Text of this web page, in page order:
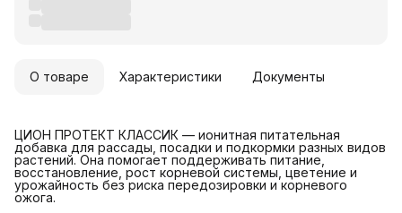
О товаре Характеристики Документы
ЦИОН ПРОТЕКТ КЛАССИК — ионитная питательная
добавка для рассады, посадки и подкормки разных видов
растений. Она помогает поддерживать питание,
восстановление, рост корневой системы, цветение и
урожайность без риска передозировки и корневого
ожога.